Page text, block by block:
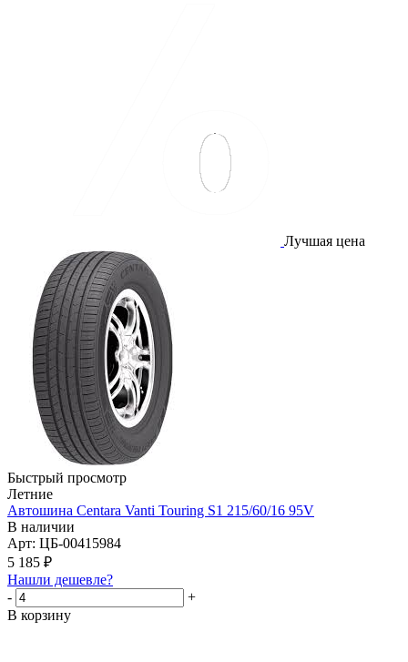
Лучшая цена
Быстрый просмотр
Летние
Автошина Centara Vanti Touring S1 215/60/16 95V
В наличии
Арт: ЦБ-00415984
5 185 ₽
Нашли дешевле?
-
+
В корзину